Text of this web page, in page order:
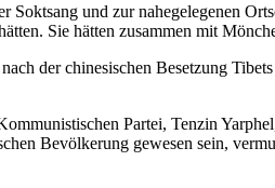
und zur nahegelegenen
Sie hätten zusammen mit
der chinesischen Besetzung
Partei, Tenzin
Bevölkerung gewesen sein,